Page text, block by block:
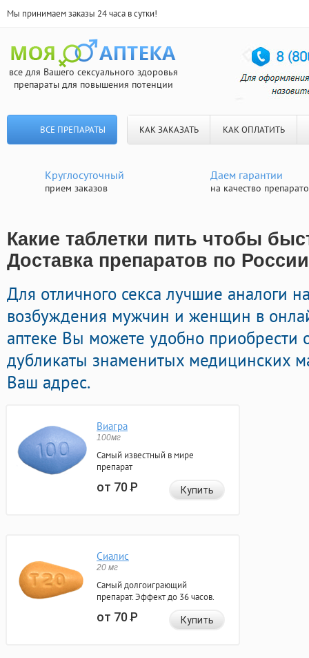
Мы принимаем заказы 24 часа в сутки!
все для Вашего сексуального здоровья
препараты для повышения потенции
ВСЕ ПРЕПАРАТЫ КАК ЗАКАЗАТЬ КАК ОПЛАТИТЬ
Круглосуточный
прием заказов
Даем гарантии
на качество
Какие таблетки пить чтобы
Доставка препаратов по России
Для отличного секса лучшие аналоги
возбуждения мужчин и женщин в
аптеке Вы можете удобно
дубликаты знаменитых медицинских
Ваш адрес.
Виагра
100мг
Самый известный в мире
препарат
от 70Р Купить
Сиалис
20 мг
Самый долгоиграющий
препарат. Эффект до 36 часов.
от 70Р Купить